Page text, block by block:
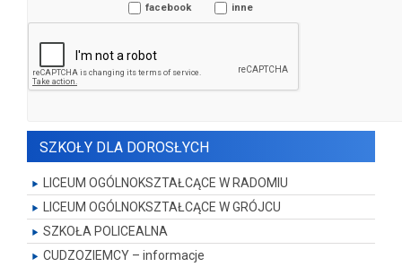
facebook
inne
SZKOŁY DLA DOROSŁYCH
LICEUM OGÓLNOKSZTAŁCĄCE W RADOMIU
LICEUM OGÓLNOKSZTAŁCĄCE W GRÓJCU
SZKOŁA POLICEALNA
CUDZOZIEMCY – informacje